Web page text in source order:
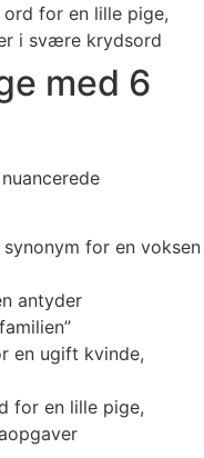
for en lille pige,
i svære krydsord
med 6
for en voksen
antyder
en ugift kvinde,
for en lille pige,